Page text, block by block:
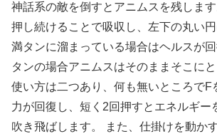
神話系の敵を倒すとアニムスを残しま
押し続けることで吸収し、左下の丸い円
満タンに溜まっている場合はヘルスが
タンの場合アニムスはそのままそこにと
使い方は二つあり、何も無いところでF
力が回復し、短く2回押すとエネルギー
吹き飛ばします。 また、仕掛けを動か